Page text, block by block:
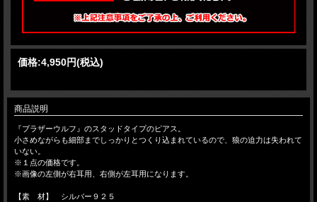
価格:4,950円(税込)
商品説明
『ブラザーウルフ』のスタッドタイプのピアス。
小さめながらも細部までしっかりとつくり込まれているので、狼の迫力は失われて
いない。
※１点の価格です。
※画像の左側が右耳用、右側が左耳用になります。
【素 材】 シルバー９２５